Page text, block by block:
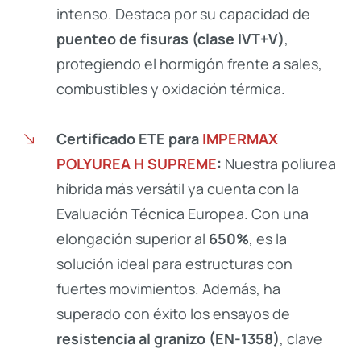
intenso. Destaca por su capacidad de
puenteo de fisuras (clase IVT+V),
protegiendo el hormigón frente a sales,
combustibles y oxidación térmica.
Certificado ETE para IMPERMAX
POLYUREA H SUPREME: Nuestra poliurea
híbrida más versátil ya cuenta con la
Evaluación Técnica Europea. Con una
elongación superior al 650%, es la
solución ideal para estructuras con
fuertes movimientos. Además, ha
superado con éxito los ensayos de
resistencia al granizo (EN-1358), clave